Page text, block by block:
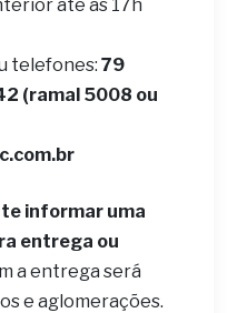
até às 17h
telefones: 79
(ramal 5008 ou
informar uma
entrega ou
a entrega será
e aglomerações.